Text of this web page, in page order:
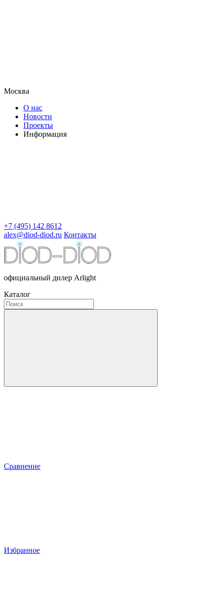
Москва
О нас
Новости
Проекты
Информация
+7 (495) 142 8612
alex@diod-diod.ru Контакты
официальный дилер Arlight
Каталог
Сравнение
Избранное